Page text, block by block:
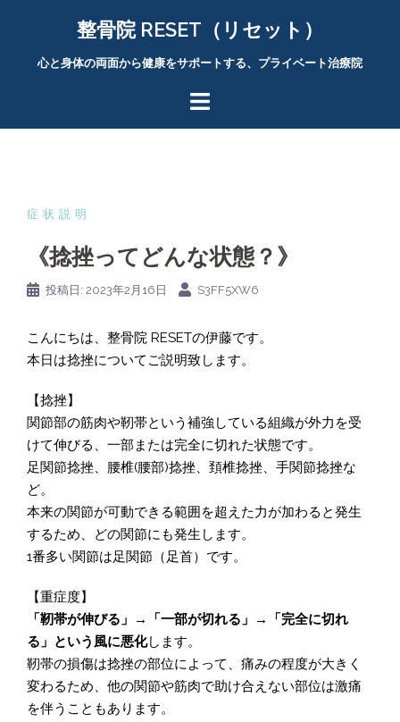
整骨院 RESET（リセット）
心と身体の両面から健康をサポートする、プライベート治療院
症状説明
《捻挫ってどんな状態？》
投稿日: 2023年2月16日 S3FF5XW6
こんにちは、整骨院 RESETの伊藤です。
本日は捻挫についてご説明致します。
【捻挫】
関節部の筋肉や靭帯という補強している組織が外力を受
けて伸びる、一部または完全に切れた状態です。
足関節捻挫、腰椎(腰部)捻挫、頚椎捻挫、手関節捻挫な
ど。
本来の関節が可動できる範囲を超えた力が加わると発生
するため、どの関節にも発生します。
1番多い関節は足関節（足首）です。
【重症度】
「靭帯が伸びる」→「一部が切れる」→「完全に切れ
る」という風に悪化します。
靭帯の損傷は捻挫の部位によって、痛みの程度が大きく
変わるため、他の関節や筋肉で助け合えない部位は激痛
を伴うこともあります。